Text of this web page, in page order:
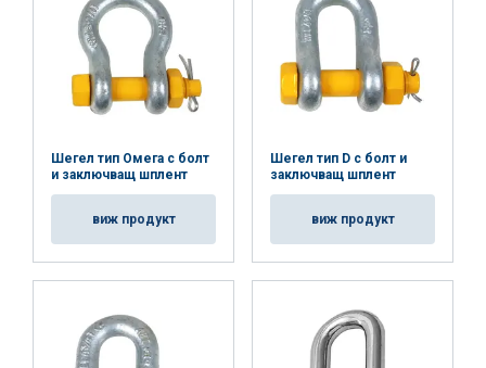
Шегел тип Омега с болт
и заключващ шплент
виж продукт
Шегел тип D с болт и
заключващ шплент
виж продукт